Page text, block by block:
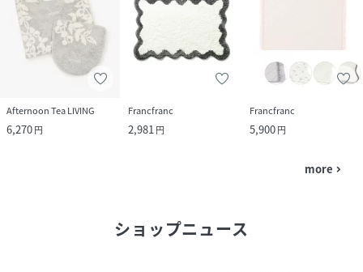
Afternoon Tea LIVING
6,270円
Francfranc
2,981円
Francfranc
5,900円
more navigate_next
ショップニュース